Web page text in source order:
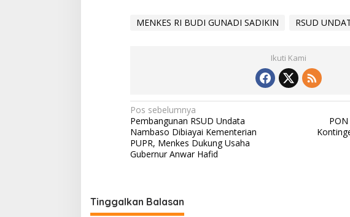
MENKES RI BUDI GUNADI SADIKIN RSUD
Ikuti Kami
Navigasi
pos
Pos sebelumnya
Pembangunan RSUD Undata
Nambaso Dibiayai Kementerian
PUPR, Menkes Dukung Usaha
Gubernur Anwar Hafid
Tinggalkan Balasan